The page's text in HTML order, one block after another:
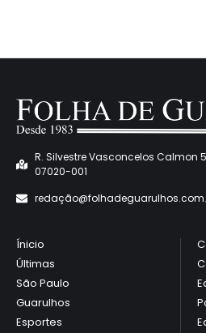
R. Silvestre Vasconcelos Calmon
07020-001
redaçã
Ínicio
Últimas
São Paulo
Guarulhos
Esportes